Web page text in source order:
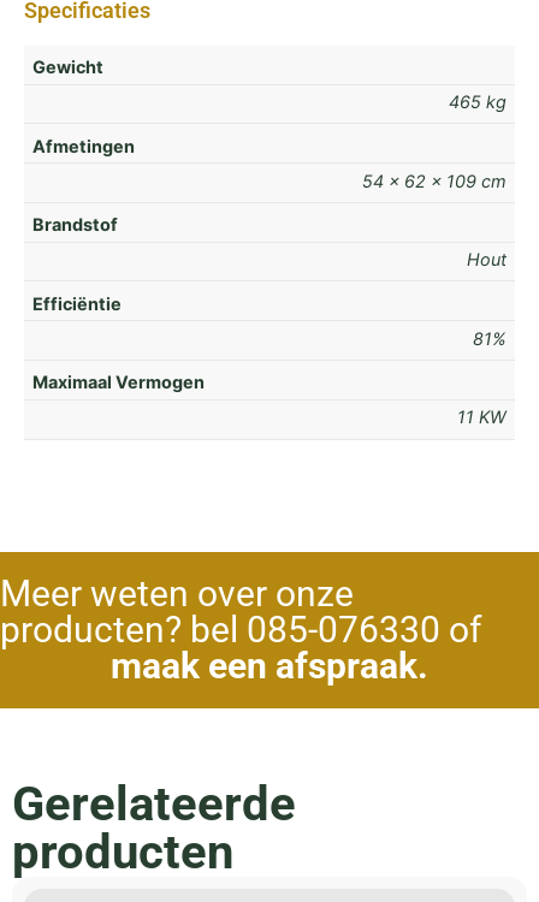
Specificaties
Gewicht
465 kg
Afmetingen
54 × 62 × 109 cm
Brandstof
Hout
Efficiëntie
81%
Maximaal Vermogen
11 KW
Meer weten over onze
producten? bel 085-076330 of
maak een afspraak.
Gerelateerde
producten